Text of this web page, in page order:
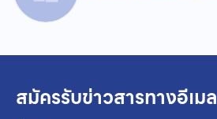
สมัครรับข่าวสารทางอีเมล